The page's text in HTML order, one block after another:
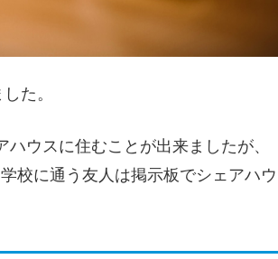
た。
ハウスに住むことが出来ましたが、
校に通う友人は掲示板でシェアハウ